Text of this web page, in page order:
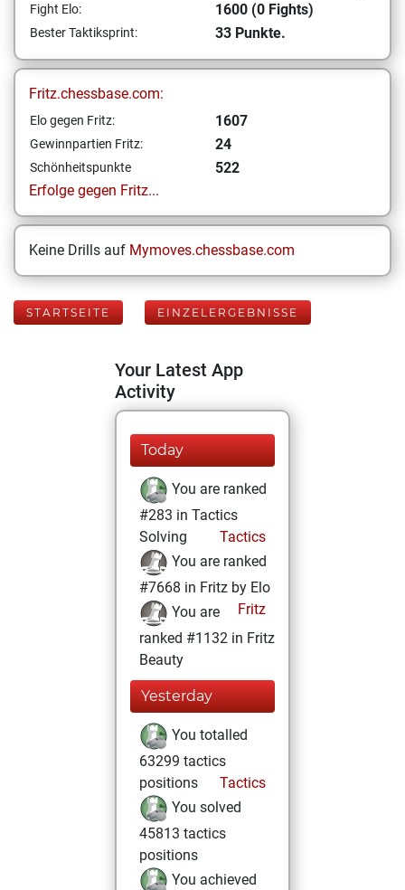
Fight Elo: 1600 (0 Fights)
Bester Taktiksprint: 33 Punkte.
Fritz.chessbase.com:
Elo gegen Fritz: 1607
Gewinnpartien Fritz: 24
Schönheitspunkte
522
Erfolge gegen Fritz...
Keine Drills auf Mymoves.chessbase.com
STARTSEITE EINZELERGEBNISSE
Your Latest App
Activity
Today
You are ranked
#283 in Tactics
Solving
Tactics
You are ranked
#7668 in Fritz by Elo
Fritz
You are
ranked #1132 in Fritz
Beauty
Yesterday
You totalled
63299 tactics
positions
Tactics
You solved
45813 tactics
positions
You achieved